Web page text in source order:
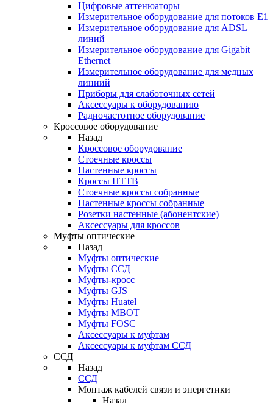
Цифровые аттенюаторы
Измерительное оборудование для потоков Е1
Измерительное оборудование для ADSL
линий
Измерительное оборудование для Gigabit
Ethernet
Измерительное оборудование для медных
линиий
Приборы для слаботочных сетей
Аксессуары к оборудованию
Радиочастотное оборудование
Кроссовое оборудование
Назад
Кроссовое оборудование
Стоечные кроссы
Настенные кроссы
Кроссы HTTB
Стоечные кроссы собранные
Настенные кроссы собранные
Розетки настенные (абонентские)
Аксессуары для кроссов
Муфты оптические
Назад
Муфты оптические
Муфты ССД
Муфты-кросс
Муфты GJS
Муфты Huatel
Муфты МВОТ
Муфты FOSC
Аксессуары к муфтам
Аксессуары к муфтам ССД
ССД
Назад
ССД
Монтаж кабелей связи и энергетики
Назад